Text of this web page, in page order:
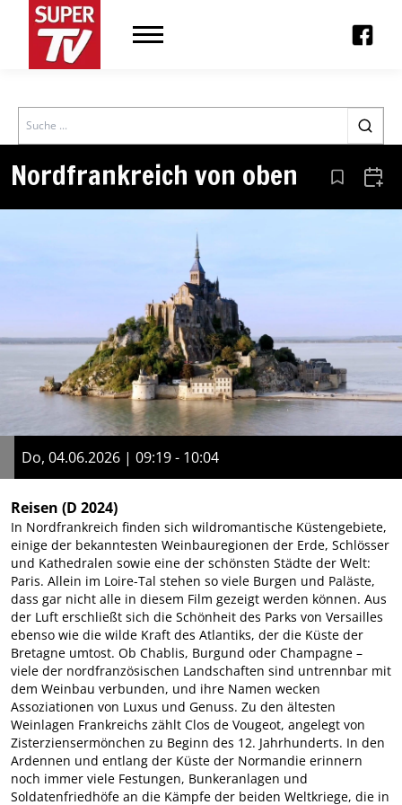
Search
Nordfrankreich von oben Aus den
Do, 04.06.2026 | 09:19 - 10:04
Reisen (D 2024)
In Nordfrankreich finden sich wildromantische Küstengebiete,
einige der bekanntesten Weinbauregionen der Erde, Schlösser
und Kathedralen sowie eine der schönsten Städte der Welt:
Paris. Allein im Loire-Tal stehen so viele Burgen und Paläste,
dass gar nicht alle in diesem Film gezeigt werden können. Aus
der Luft erschließt sich die Schönheit des Parks von Versailles
ebenso wie die wilde Kraft des Atlantiks, der die Küste der
Bretagne umtost. Ob Chablis, Burgund oder Champagne –
viele der nordfranzösischen Landschaften sind untrennbar mit
dem Weinbau verbunden, und ihre Namen wecken
Assoziationen von Luxus und Genuss. Zu den ältesten
Weinlagen Frankreichs zählt Clos de Vougeot, angelegt von
Zisterziensermönchen zu Beginn des 12. Jahrhunderts. In den
Ardennen und entlang der Küste der Normandie erinnern
noch immer viele Festungen, Bunkeranlagen und
Soldatenfriedhöfe an die Kämpfe der beiden Weltkriege, die in